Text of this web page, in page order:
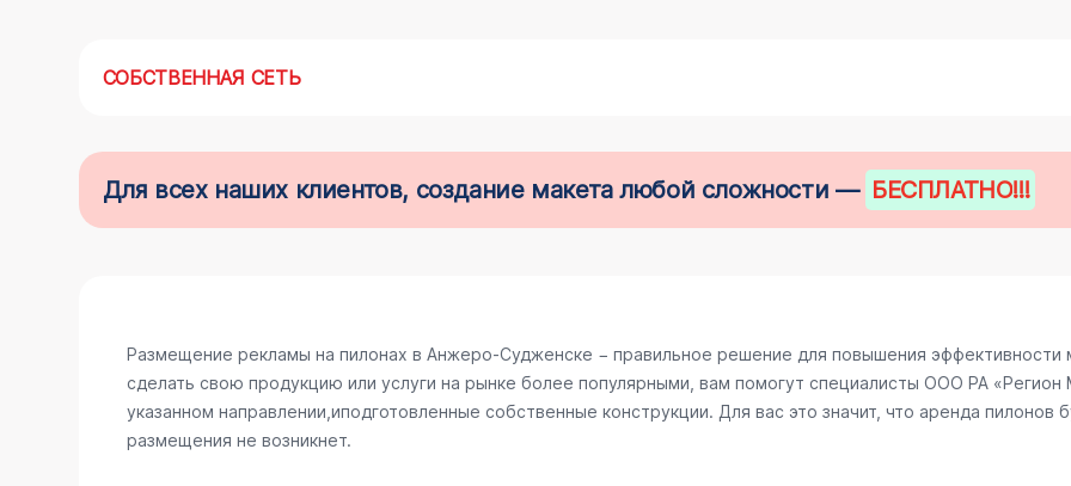
СОБСТВЕННАЯ СЕТЬ
Для всех наших клиентов, создание макета любой сложности — БЕСПЛАТНО!!!
Размещение рекламы на пилонах в Анжеро-Судженске − правильное решение для повышения эффективности
сделать свою продукцию или услуги на рынке более популярными, вам помогут специалисты ООО РА
указанном направлении,иподготовленные собственные конструкции. Для вас это значит, что аренда пилонов
размещения не возникнет.